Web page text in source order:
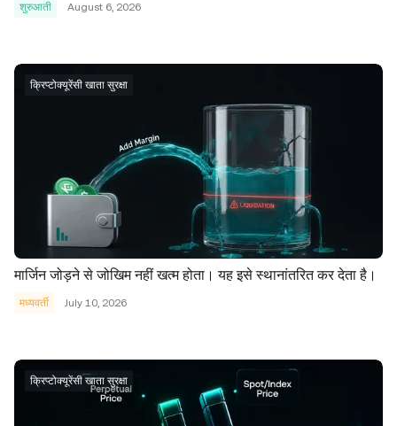
शुरुआती August 6, 2026
क्रिप्टोक्यूरेंसी खाता सुरक्षा
मार्जिन जोड़ने से जोखिम नहीं खत्म होता। यह इसे स्थानांतरित कर देता है।
मध्यवर्ती July 10, 2026
क्रिप्टोक्यूरेंसी खाता सुरक्षा